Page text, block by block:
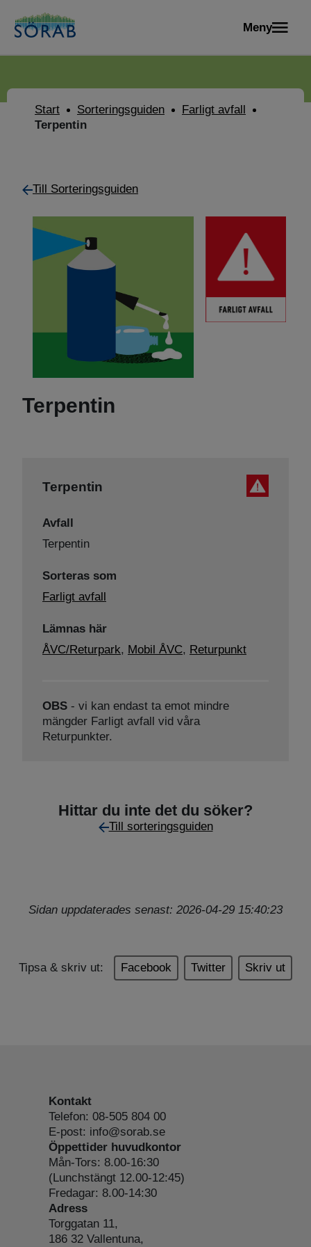
Meny
Start Sorteringsguiden
Farligt avfall
Terpentin
Till Sorteringsguiden
Terpentin
Terpentin
Avfall
Terpentin
Sorteras som
Farligt avfall
Lämnas här
ÅVC/Returpark, Mobil ÅVC, Returpunkt
OBS - vi kan endast ta emot mindre
mängder Farligt avfall vid våra
Returpunkter.
Hittar du inte det du söker?
Till sorteringsguiden
Sidan uppdaterades senast: 2026-04-29 15:40:23
Tipsa & skriv ut: Facebook Twitter Skriv ut
Kontakt
Telefon: 08-505 804 00
E-post: info@sorab.se
Öppettider huvudkontor
Mån-Tors: 8.00-16:30
(Lunchstängt 12.00-12:45)
Fredagar: 8.00-14:30
Adress
Torggatan 11,
186 32 Vallentuna,